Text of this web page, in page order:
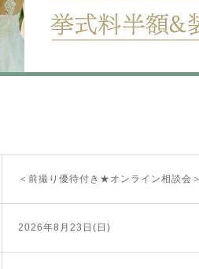
＜前撮り優待付き★オンライン相談会
2026年8月23日(日)